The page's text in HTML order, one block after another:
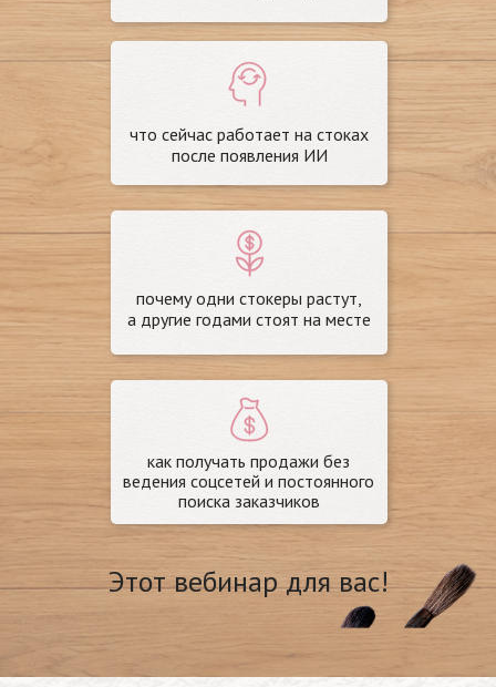
что сейчас работает на стоках
после появления ИИ
почему одни стокеры растут,
а другие годами стоят на месте
как получать продажи без
ведения соцсетей и постоянного
поиска заказчиков
Этот вебинар для вас!